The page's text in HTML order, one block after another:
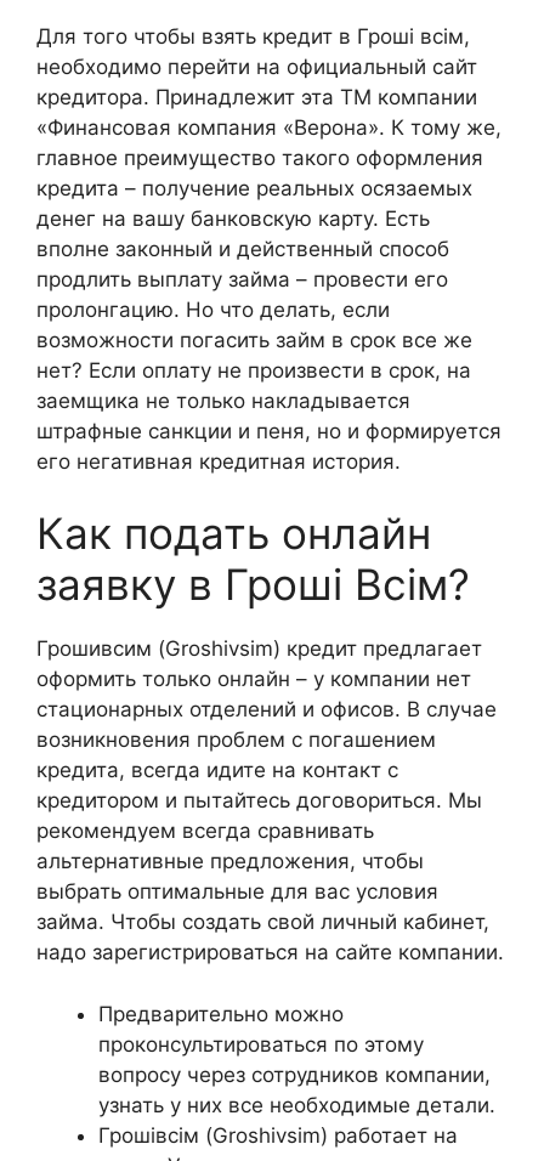
Для того чтобы взять кредит в Гроші всім,
необходимо перейти на официальный сайт
кредитора. Принадлежит эта ТМ компании
«Финансовая компания «Верона». К тому же,
главное преимущество такого оформления
кредита – получение реальных осязаемых
денег на вашу банковскую карту. Есть
вполне законный и действенный способ
продлить выплату займа – провести его
пролонгацию. Но что делать, если
возможности погасить займ в срок все же
нет? Если оплату не произвести в срок, на
заемщика не только накладывается
штрафные санкции и пеня, но и формируется
его негативная кредитная история.
Как подать онлайн
заявку в Гроші Всім?
Грошивсим (Groshivsim) кредит предлагает
оформить только онлайн – у компании нет
стационарных отделений и офисов. В случае
возникновения проблем с погашением
кредита, всегда идите на контакт с
кредитором и пытайтесь договориться. Мы
рекомендуем всегда сравнивать
альтернативные предложения, чтобы
выбрать оптимальные для вас условия
займа. Чтобы создать свой личный кабинет,
надо зарегистрироваться на сайте компании.
Предварительно можно
проконсультироваться по этому
вопросу через сотрудников компании,
узнать у них все необходимые детали.
Грошівсім (Groshivsim) работает на